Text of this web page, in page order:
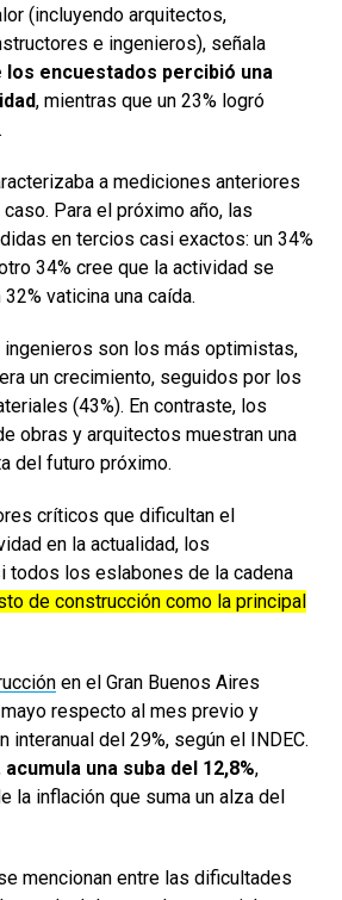
(incluyendo arquitectos,
e ingenieros), señala
los encuestados percibió una
, mientras que un 23% logró
a mediciones anteriores
Para el próximo año, las
en tercios casi exactos: un 34%
34% cree que la actividad se
vaticina una caída.
son los más optimistas,
un crecimiento, seguidos por los
(43%). En contraste, los
obras y arquitectos muestran una
del futuro próximo.
críticos que dificultan el
en la actualidad, los
todos los eslabones de la cadena
de construcción como la principal
en el Gran Buenos Aires
mayo respecto al mes previo y
interanual del 29%, según el INDEC.
acumula una suba del 12,8%,
la inflación que suma un alza del
mencionan entre las dificultades